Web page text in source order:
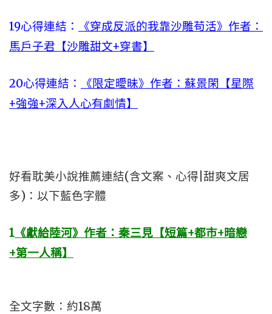
19心得連結：
《穿成反派的我靠沙雕苟活》作者：
馬戶子君【沙雕甜文+穿書】
20心得連結：
《限定曖昧》作者：蘇景閑【星際
+強強+深入人心有劇情】
好看耽美小說推薦連結(含文案、心得|甜爽文居
多)：以下藍色字體
1 《獻給陸河》作者：秦三見【短篇+都市+暗戀
+第一人稱】
全文字數：約18萬